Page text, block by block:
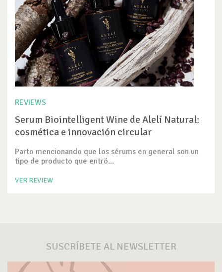
REVIEWS
Serum Biointelligent Wine de Alelí Natural:
cosmética e innovación circular
Parto mencionando que los sérums en general son un
tipo de producto que entró...
VER REVIEW
SUSCRÍBETE AL NEWSLETTER